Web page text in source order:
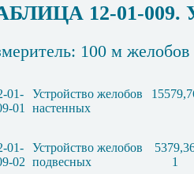
12-01-009.
100 м желобов
01-
01
Устройство желобов
настенных
01-
02
Устройство желобов
подвесных
1